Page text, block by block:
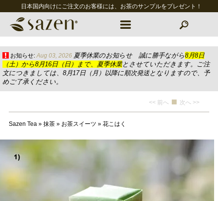
日本国内向けにご注文のお客様には、お茶のサンプルをプレゼント！
お知らせ: Aug 03, 2026 夏季休業のお知らせ 誠に勝手ながら8月8日
（土）から8月16日（日）まで、夏季休業とさせていただきます。ご注
文につきましては、8月17日（月）以降に順次発送となりますので、予
めご了承ください。
<< 前へ 次へ >>
Sazen Tea» 抹茶» お茶スイーツ » 花こはく